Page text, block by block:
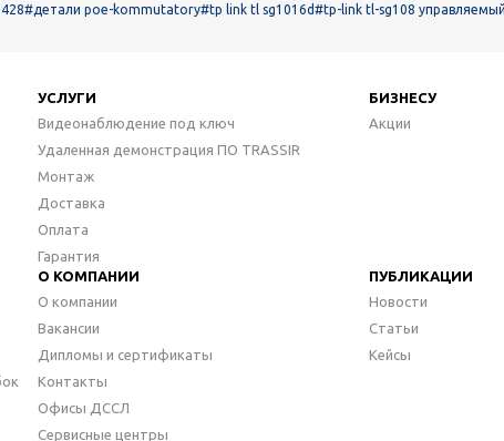
#детали poe-kommutatory#tp link tl sg1016d#tp-link tl-sg108
УСЛУГИ
Видеонаблюдение под ключ
Удаленная демонстрация ПО TRASSIR
Монтаж
Доставка
Оплата
Гарантия
БИЗНЕСУ
Акции
О КОМПАНИИ
О компании
Вакансии
Дипломы и сертификаты
Контакты
Офисы ДССЛ
Сервисные центры
ПУБЛИКАЦИИ
Новости
Статьи
Кейсы